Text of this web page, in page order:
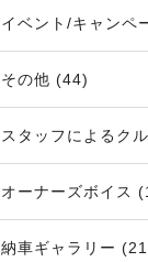
イベント/キャンペ
その他 (44)
スタッフによるク
オーナーズボイス
納車ギャラリー